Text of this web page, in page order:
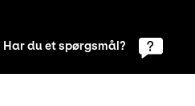
Har du et spørgsmål?